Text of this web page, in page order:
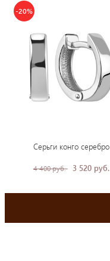
-20%
Серьги конго серебро
4 400 руб. 3 520 руб.